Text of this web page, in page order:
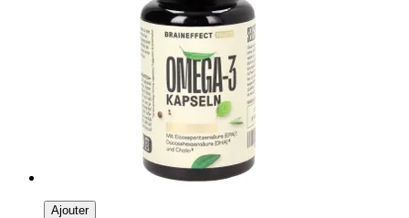
Ajouter